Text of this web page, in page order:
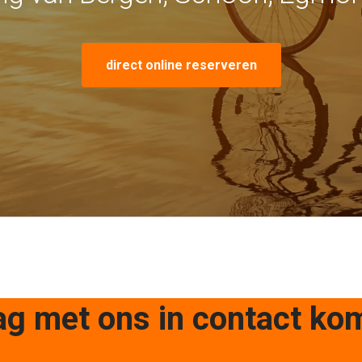
direct online reserveren
met ons in contact